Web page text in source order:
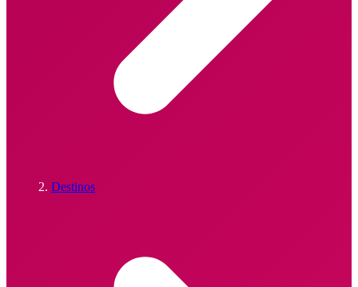
Destinos